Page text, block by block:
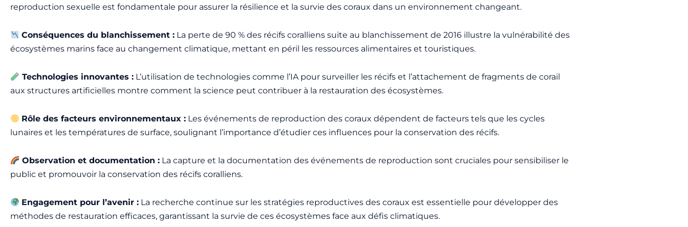
reproduction sexuelle est fondamentale pour assurer la résilience et la survie des coraux dans un environnement changeant.
Conséquences du blanchissement : La perte de 90 % des récifs coralliens suite au blanchissement de 2016 illustre la vulnérabilité des
écosystèmes marins face au changement climatique, mettant en péril les ressources alimentaires et touristiques.
Technologies innovantes : L’utilisation de technologies comme l’IA pour surveiller les récifs et l’attachement de fragments de corail
aux structures artificielles montre comment la science peut contribuer à la restauration des écosystèmes.
Rôle des facteurs environnementaux : Les événements de reproduction des coraux dépendent de facteurs tels que les cycles
lunaires et les températures de surface, soulignant l’importance d’étudier ces influences pour la conservation des récifs.
Observation et documentation : La capture et la documentation des événements de reproduction sont cruciales pour sensibiliser le
public et promouvoir la conservation des récifs coralliens.
Engagement pour l’avenir : La recherche continue sur les stratégies reproductives des coraux est essentielle pour développer des
méthodes de restauration efficaces, garantissant la survie de ces écosystèmes face aux défis climatiques.